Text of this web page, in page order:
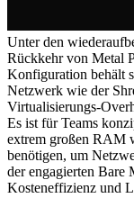
Unter den
Rückkehr von Metal
Konfiguration behält
Netzwerk wie der
Virtualisierungs-
Es ist für Teams
extrem großen RAM
benötigen, um
der engagierten Bare
Kosteneffizienz und